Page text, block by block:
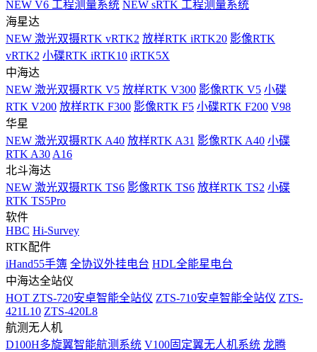
NEW V6 工程测量系统 NEW sRTK 工程测量系统
海星达
NEW 激光双摄RTK vRTK2 放样RTK iRTK20 影像RTK
vRTK2 小碟RTK iRTK10 iRTK5X
中海达
NEW 激光双摄RTK V5 放样RTK V300 影像RTK V5 小碟
RTK V200 放样RTK F300 影像RTK F5 小碟RTK F200 V98
华星
NEW 激光双摄RTK A40 放样RTK A31 影像RTK A40 小碟
RTK A30 A16
北斗海达
NEW 激光双摄RTK TS6 影像RTK TS6 放样RTK TS2 小碟
RTK TS5Pro
软件
HBC Hi-Survey
RTK配件
iHand55手簿 全协议外挂电台 HDL全能星电台
中海达全站仪
HOT ZTS-720安卓智能全站仪 ZTS-710安卓智能全站仪 ZTS-
421L10 ZTS-420L8
航测无人机
D100H多旋翼智能航测系统 V100固定翼无人机系统 龙腾